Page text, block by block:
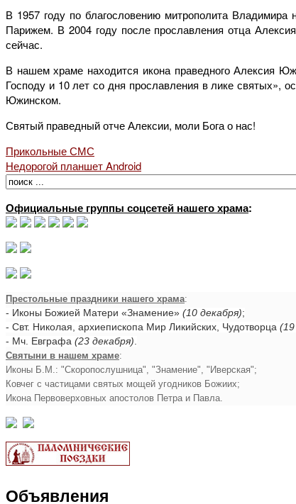
В 1957 году по благословению митрополита
Парижем. В 2004 году после прославления отца
сейчас.
В нашем храме находится икона праведного Алексия
Господу и 10 лет со дня прославления в лике святых»,
Южинском.
Святый праведный отче Алексии, моли Бога о нас!
Прикольные СМС
Недорогой планшет Android
Официальные группы соцсетей нашего храма:
Престольные праздники нашего храма:
- Иконы Божией Матери «Знамение» (10 декабря);
- Свт. Николая, архиепископа Мир Ликийских, Чудотворца (19
- Мч. Евграфа (23 декабря)
Святыни в нашем храме:
Иконы Б.М.: "Скоропослушница", "Знамение", "Иверская";
Ковчег с частицами святых мощей угодников Божиих;
Икона Первоверховных апостолов Петра и Павла.
Объявления